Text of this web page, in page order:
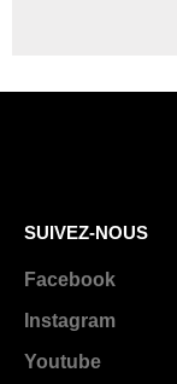
SUIVEZ-NOUS
Facebook
Instagram
Youtube